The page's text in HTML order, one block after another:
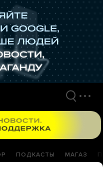
ПОДКАСТЫ МАГАЗ